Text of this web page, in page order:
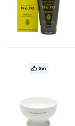
Хит